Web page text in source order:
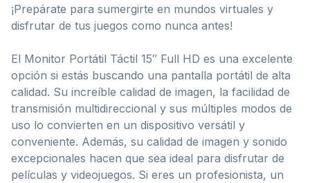
¡Prepárate para sumergirte en mundos virtuales y
disfrutar de tus juegos como nunca antes!
El Monitor Portátil Táctil 15″ Full HD es una excelente
opción si estás buscando una pantalla portátil de alta
calidad. Su increíble calidad de imagen, la facilidad de
transmisión multidireccional y sus múltiples modos de
uso lo convierten en un dispositivo versátil y
conveniente. Además, su calidad de imagen y sonido
excepcionales hacen que sea ideal para disfrutar de
películas y videojuegos. Si eres un profesionista, un